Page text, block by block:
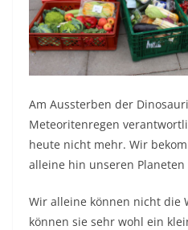
Am Aussterben der
Meteoritenregen
heute nicht mehr. Wir
alleine hin unseren
Wir alleine können nicht die
können sie sehr wohl ein